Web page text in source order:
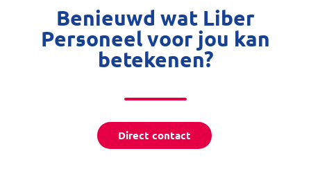
Benieuwd wat Liber
Personeel voor jou kan
betekenen?
Direct contact